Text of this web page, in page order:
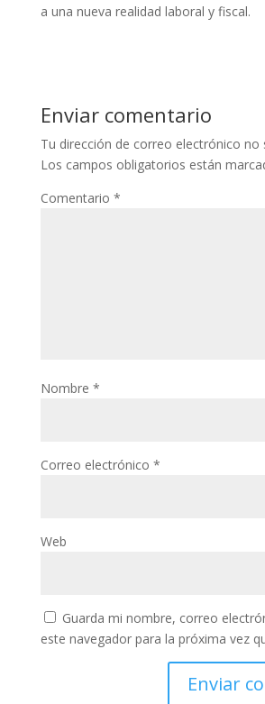
a una nueva realidad laboral y fiscal.
Enviar comentario
Tu dirección de correo electrónico no
Los campos obligatorios están
Comentario *
Nombre *
Correo electrónico *
Web
Guarda mi nombre, correo
este navegador para la próxima vez